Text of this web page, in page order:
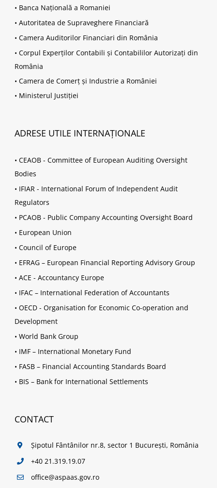
• Banca Națională a Romaniei
• Autoritatea de Supraveghere Financiară
• Camera Auditorilor Financiari din România
• Corpul Experților Contabili și Contabililor Autorizați din
România
• Camera de Comerț și Industrie a României
• Ministerul Justiției
ADRESE UTILE INTERNAȚIONALE
• CEAOB - Committee of European Auditing Oversight
Bodies
• IFIAR - International Forum of Independent Audit
Regulators
• PCAOB - Public Company Accounting Oversight Board
• European Union
• Council of Europe
• EFRAG – European Financial Reporting Advisory Group
• ACE - Accountancy Europe
• IFAC – International Federation of Accountants
• OECD - Organisation for Economic Co-operation and
Development
• World Bank Group
• IMF – International Monetary Fund
• FASB – Financial Accounting Standards Board
• BIS – Bank for International Settlements
CONTACT
Șipotul Fântânilor nr.8, sector 1 București, România
+40 21.319.19.07
office@aspaas.gov.ro